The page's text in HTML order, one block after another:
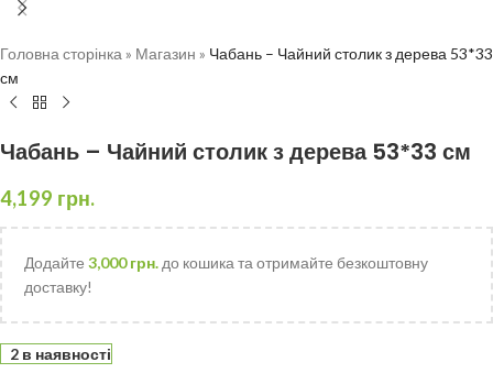
Головна сторінка » Магазин » Чабань – Чайний столик з дерева 53*33
см
Чабань – Чайний столик з дерева 53*33 см
4,199 грн.
Додайте 3,000грн. до кошика та отримайте безкоштовну
доставку!
2 в наявності